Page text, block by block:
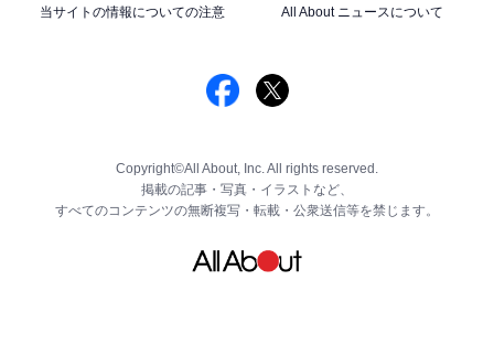
当サイトの情報についての注意
All About ニュースについて
Copyright©All About, Inc. All rights reserved.
掲載の記事・写真・イラストなど、
すべてのコンテンツの無断複写・転載・公衆送信等を禁じます。